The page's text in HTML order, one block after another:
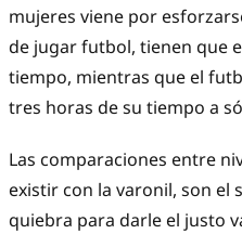
mujeres viene por
de jugar futbol, tienen que
tiempo, mientras que el
tres horas de su tiempo a
Las comparaciones entre
existir con la varonil, son el
quiebra para darle el justo